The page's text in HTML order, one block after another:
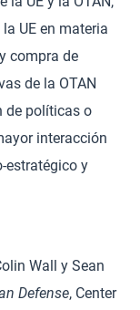
UE en materia
compra de
de la OTAN
de políticas o
interacción
estratégico y
Wall y Sean
Defense, Center